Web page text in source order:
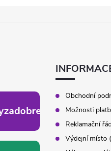
Obchodní
Možnosti
Reklamační
Výdejní místo